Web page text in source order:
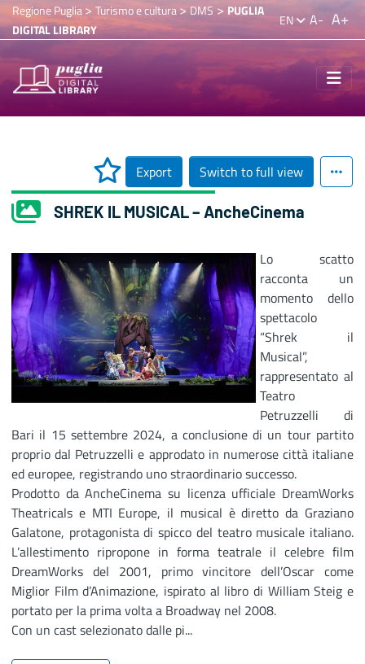
Regione Puglia> Turismo e cultura>DMS > PUGLIA
DIGITAL LIBRARY
EN A- A+
Export Switch to full view
SHREK IL MUSICAL – AncheCinema
Lo scatto
racconta un
momento dello
spettacolo
“Shrek il
Musical”,
rappresentato al
Teatro
Petruzzelli di
Bari il 15 settembre 2024, a conclusione di un tour partito
proprio dal Petruzzelli e approdato in numerose città italiane
ed europee, registrando uno straordinario successo.
Prodotto da AncheCinema su licenza ufficiale DreamWorks
Theatricals e MTI Europe, il musical è diretto da Graziano
Galatone, protagonista di spicco del teatro musicale italiano.
L’allestimento ripropone in forma teatrale il celebre film
DreamWorks del 2001, primo vincitore dell’Oscar come
Miglior Film d’Animazione, ispirato al libro di William Steig e
portato per la prima volta a Broadway nel 2008.
Con un cast selezionato dalle pi...